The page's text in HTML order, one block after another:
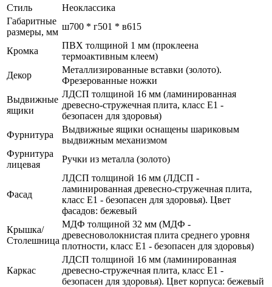
Стиль
Неоклассика
Габаритные
размеры, мм
ш700 * г501 * в615
Кромка
ПВХ толщиной 1 мм (проклеена
термоактивным клеем)
Декор
Металлизированные вставки (золото).
Фрезерованные ножки
Выдвижные
ящики
ЛДСП толщиной 16 мм (ламинированная
древесно-стружечная плита, класс E1 -
безопасен для здоровья)
Фурнитура
Выдвижные ящики оснащены шариковым
выдвижным механизмом
Фурнитура
лицевая
Ручки из металла (золото)
Фасад
ЛДСП толщиной 16 мм (ЛДСП -
ламинированная древесно-стружечная плита,
класс E1 - безопасен для здоровья). Цвет
фасадов: бежевый
Крышка/
Столешница
МДФ толщиной 32 мм (МДФ -
древесноволокнистая плита среднего уровня
плотности, класс E1 - безопасен для здоровья)
Каркас
ЛДСП толщиной 16 мм (ламинированная
древесно-стружечная плита, класс E1 -
безопасен для здоровья). Цвет корпуса: бежевый